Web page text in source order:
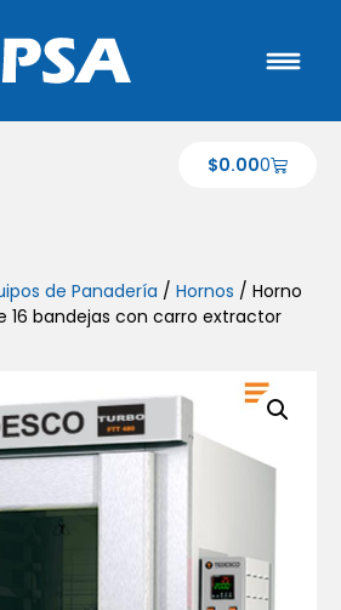
$0.000
de Panadería / Hornos / Horno
16 bandejas con carro extractor